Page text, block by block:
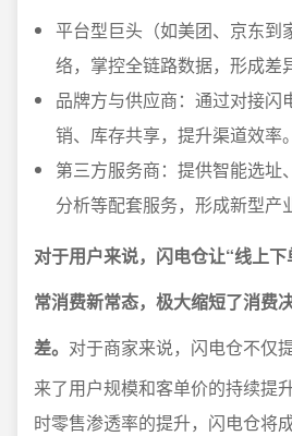
平台型巨头（如美团、京东到
络，掌控全链路数据，形成差
品牌方与供应商：通过对接闪
销、库存共享，提升渠道效率。
第三方服务商：提供智能选址
分析等配套服务，形成新型产
对于用户来说，闪电仓让“线上
常消费新常态，极大缩短了消费
差。 对于商家来说，闪电仓不仅
来了用户规模和客单价的持续提
时零售渗透率的提升，闪电仓将